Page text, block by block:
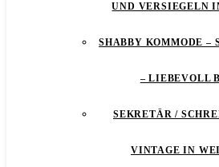
UND VERSIEGELN
SHABBY KOMMODE –
– LIEBEVOLL
SEKRETÄR /
VINTAGE IN